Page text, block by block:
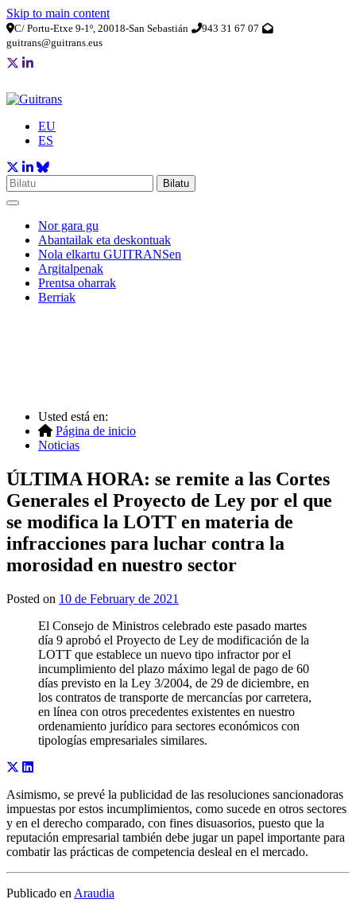
Skip to main content
C/ Portu-Etxe 9-1º, 20018-San Sebastián
943 31 67 07
guitrans@guitrans.eus
EU
ES
Bilatu
Nor gara gu
Abantailak eta deskontuak
Nola elkartu GUITRANSen
Argitalpenak
Prentsa oharrak
Berriak
Usted está en:
Página de inicio
Noticias
ÚLTIMA HORA: se remite a las Cortes
Generales el Proyecto de Ley por el que
se modifica la LOTT en materia de
infracciones para luchar contra la
morosidad en nuestro sector
Posted on 10 de February de 2021
El Consejo de Ministros celebrado este pasado martes
día 9 aprobó el Proyecto de Ley de modificación de la
LOTT que establece un nuevo tipo infractor por el
incumplimiento del plazo máximo legal de pago de 60
días previsto en la Ley 3/2004, de 29 de diciembre, en
los contratos de transporte de mercancías por carretera,
en línea con otros precedentes existentes en nuestro
ordenamiento jurídico para sectores económicos con
tipologías empresariales similares.
Asimismo, se prevé la publicidad de las resoluciones sancionadoras
impuestas por estos incumplimientos, como sucede en otros sectores
y en el derecho comparado, con fines disuasorios, puesto que la
reputación empresarial también debe jugar un papel importante para
combatir las prácticas de competencia desleal en el mercado.
Publicado en Araudia